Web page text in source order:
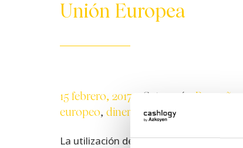
Unión Europea
15 febrero, 2017 Pequeño
europeo, dinero falso,falsificación
La utilización de billetes falsificados